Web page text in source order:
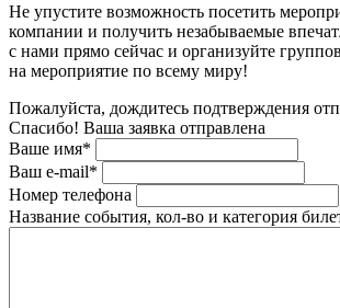
Не упустите возможность посетить
компании и получить незабываемые
с нами прямо сейчас и организуйте
на мероприятие по всему миру!
Пожалуйста, дождитесь подтверждения
Спасибо! Ваша заявка отправлена
Ваше имя*
Ваш e-mail*
Номер телефона
Название события, кол-во и категория